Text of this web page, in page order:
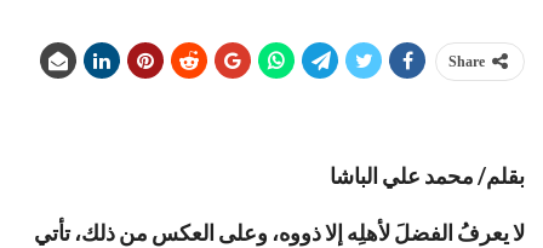
Share
بقلم/ محمد علي الباشا
لا يعرفُ الفضلَ لأهلِه إلا ذووه، وعلى العكس من ذلك، تأتي